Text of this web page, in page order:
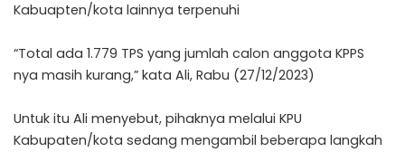
Kabuapten/kota lainnya terpenuhi
“Total ada 1.779 TPS yang jumlah calon anggota KPPS
nya masih kurang,” kata Ali, Rabu (27/12/2023)
Untuk itu Ali menyebut, pihaknya melalui KPU
Kabupaten/kota sedang mengambil beberapa langkah